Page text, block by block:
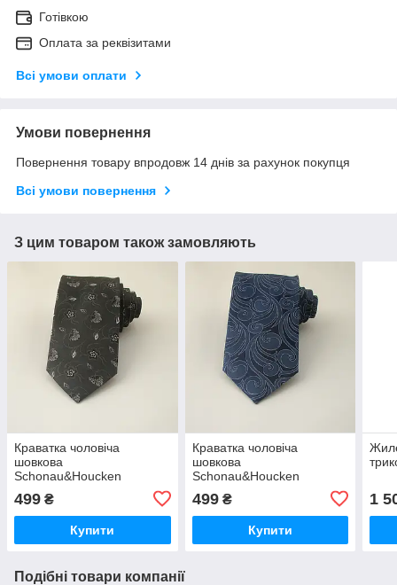
Готівкою
Оплата за реквізитами
Всі умови оплати
Умови повернення
Повернення товару впродовж 14 днів за рахунок покупця
Всі умови повернення
З цим товаром також замовляють
Краватка чоловіча
шовкова
Schonau&Houcken
499 ₴
Купити
Краватка чоловіча
шовкова
Schonau&Houcken
499₴
Купити
1
Подібні товари компанії